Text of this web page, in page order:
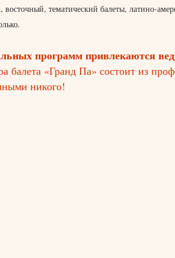
восточный, тематический балеты, латино-
программ привлекаются
балета «Гранд Па» состоит из
никого!